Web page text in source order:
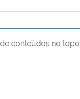
conteúdos no